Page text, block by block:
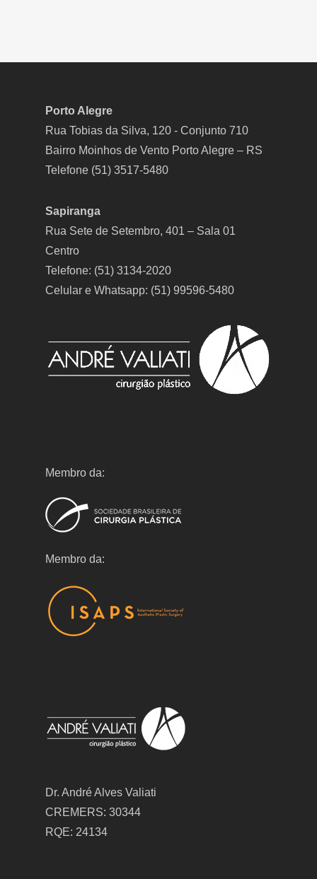
Porto Alegre
Rua Tobias da Silva, 120 - Conjunto 710
Bairro Moinhos de Vento Porto Alegre – RS
Telefone (51) 3517-5480
Sapiranga
Rua Sete de Setembro, 401 – Sala 01
Centro
Telefone: (51) 3134-2020
Celular e Whatsapp: (51) 99596-5480
Membro da:
Membro da:
Dr. André Alves Valiati
CREMERS: 30344
RQE: 24134